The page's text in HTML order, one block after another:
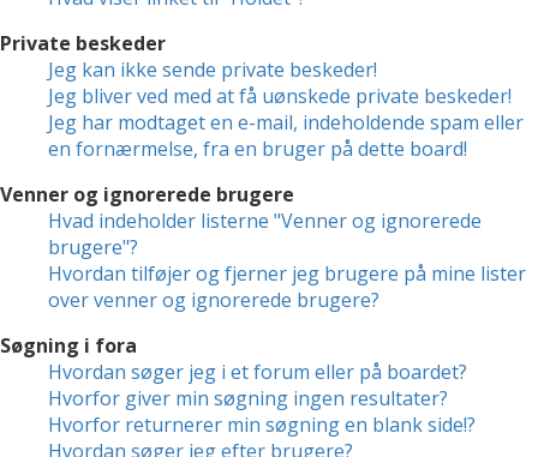
Private beskeder
Jeg kan ikke sende private beskeder!
Jeg bliver ved med at få uønskede private beskeder!
Jeg har modtaget en e-mail, indeholdende spam eller
en fornærmelse, fra en bruger på dette board!
Venner og ignorerede brugere
Hvad indeholder listerne "Venner og ignorerede
brugere"?
Hvordan tilføjer og fjerner jeg brugere på mine lister
over venner og ignorerede brugere?
Søgning i fora
Hvordan søger jeg i et forum eller på boardet?
Hvorfor giver min søgning ingen resultater?
Hvorfor returnerer min søgning en blank side!?
Hvordan søger jeg efter brugere?